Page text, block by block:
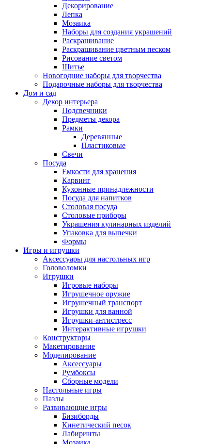
Декорирование
Лепка
Мозаика
Наборы для создания украшений
Раскрашивание
Раскрашивание цветным песком
Рисование светом
Шитье
Новогодние наборы для творчества
Подарочные наборы для творчества
Дом и сад
Декор интерьера
Подсвечники
Предметы декора
Рамки
Деревянные
Пластиковые
Свечи
Посуда
Емкости для хранения
Карвинг
Кухонные принадлежности
Посуда для напитков
Столовая посуда
Столовые приборы
Украшения кулинарных изделий
Упаковка для выпечки
Формы
Игры и игрушки
Аксессуары для настольных игр
Головоломки
Игрушки
Игровые наборы
Игрушечное оружие
Игрушечный транспорт
Игрушки для ванной
Игрушки-антистресс
Интерактивные игрушки
Конструкторы
Макетирование
Моделирование
Аксессуары
Румбоксы
Сборные модели
Настольные игры
Пазлы
Развивающие игры
Бизиборды
Кинетический песок
Лабиринты
Мозаика